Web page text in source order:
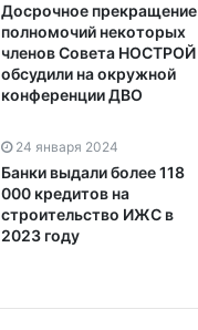
Досрочное прекращение
полномочий некоторых
членов Совета НОСТРОЙ
обсудили на окружной
конференции ДВО
24 января 2024
Банки выдали более 118
000 кредитов на
строительство ИЖС в
2023 году